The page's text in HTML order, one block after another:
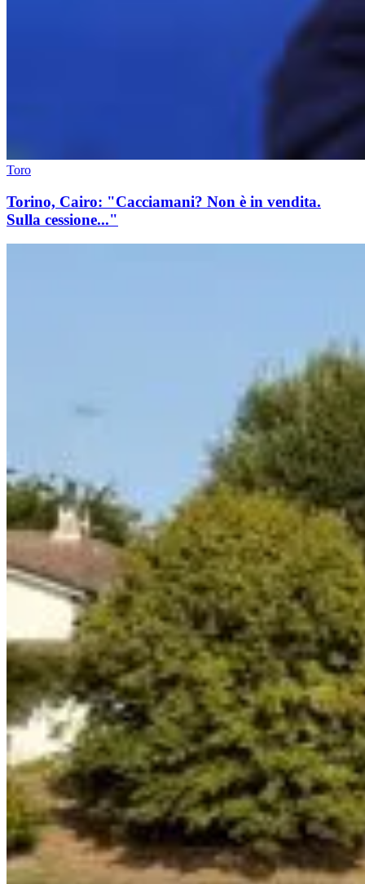
Toro
Torino, Cairo: "Cacciamani? Non è in vendita.
Sulla cessione..."